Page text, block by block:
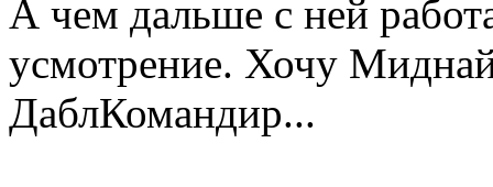
А чем дальше с ней
усмотрение. Хочу
ДаблКомандир...